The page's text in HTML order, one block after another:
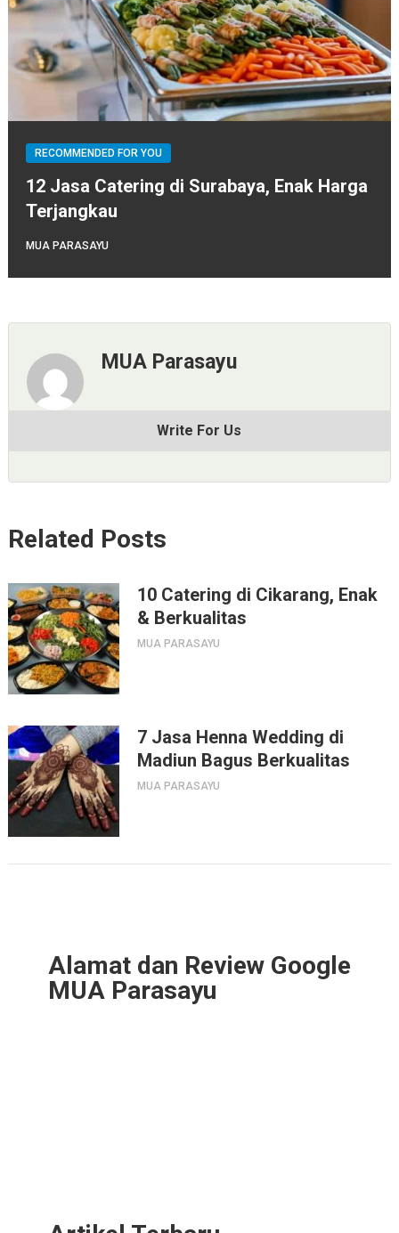
RECOMMENDED FOR YOU
12 Jasa Catering di Surabaya, Enak Harga
Terjangkau
MUA PARASAYU
MUA Parasayu
Write For Us
Related Posts
10 Catering di Cikarang, Enak
& Berkualitas
MUA PARASAYU
7 Jasa Henna Wedding di
Madiun Bagus Berkualitas
MUA PARASAYU
Alamat dan Review Google
MUA Parasayu